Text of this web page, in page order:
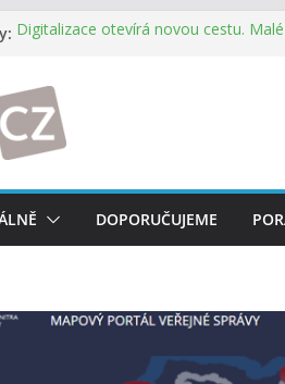
Digitalizace otevírá novou cestu.
testování digitálních služeb
DIA: Informační systém
července v plném provozu
RVIS – Výbor pro architekturu a řízení
z nového jednání
Informace o obcích vždy po ruce.
mobilní aplikaciDOPORUČUJEME